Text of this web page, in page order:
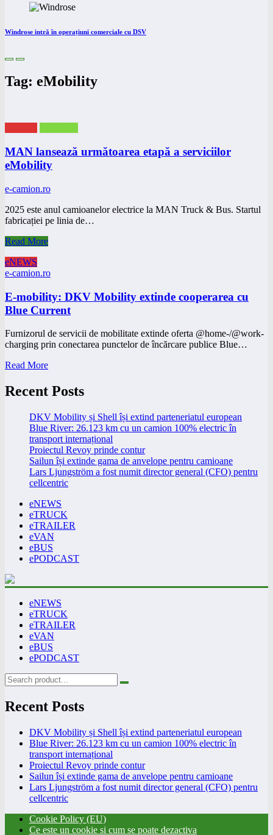
Windrose intră în operațiuni comerciale cu DSV
Tag: eMobility
MAN lansează următoarea etapă a serviciilor
eMobility
e-camion.ro
2025 este anul camioanelor electrice la MAN Truck & Bus. Startul
fabricației pe linia de…
Read More
eNEWS
e-camion.ro
E-mobility: DKV Mobility extinde cooperarea cu
Blue Current
Furnizorul de servicii de mobilitate extinde oferta @home-/@work-
charging prin conectarea punctelor de încărcare publice Blue…
Read More
Recent Posts
DKV Mobility și Shell își extind parteneriatul european
Blue River: 26.123 km cu un camion 100% electric în
transport internațional
Proiectul Revoy prinde contur
Sailun își extinde gama de anvelope pentru camioane
Lars Ljungström a fost numit director general (CFO) pentru
cellcentric
eNEWS
eTRUCK
eTRAILER
eVAN
eBUS
ePODCAST
eNEWS
eTRUCK
eTRAILER
eVAN
eBUS
ePODCAST
Recent Posts
DKV Mobility și Shell își extind parteneriatul european
Blue River: 26.123 km cu un camion 100% electric în
transport internațional
Proiectul Revoy prinde contur
Sailun își extinde gama de anvelope pentru camioane
Lars Ljungström a fost numit director general (CFO) pentru
cellcentric
Cookie Policy (EU)
Ce este un cookie si cum se poate dezactiva